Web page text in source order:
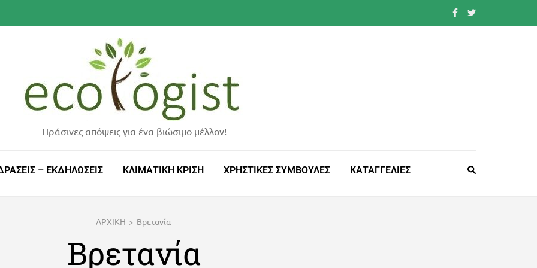
Πράσινες απόψεις για ένα βιώσιμο μέλλον!
– ΕΚΔΗΛΩΣΕΙΣ ΚΛΙΜΑΤΙΚΗ ΚΡΙΣΗ ΧΡΗΣΤΙΚΕΣ ΣΥΜΒΟΥΛΕΣ ΚΑΤΑΓΓΕΛΙΕΣ
ΑΡΧΙΚΗ > Βρετανία
Βρετανία